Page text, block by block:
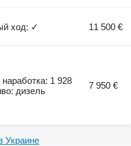
ход: ✓ 11 500 €
наработка: 1 928
дизель
7 950 €
Украине